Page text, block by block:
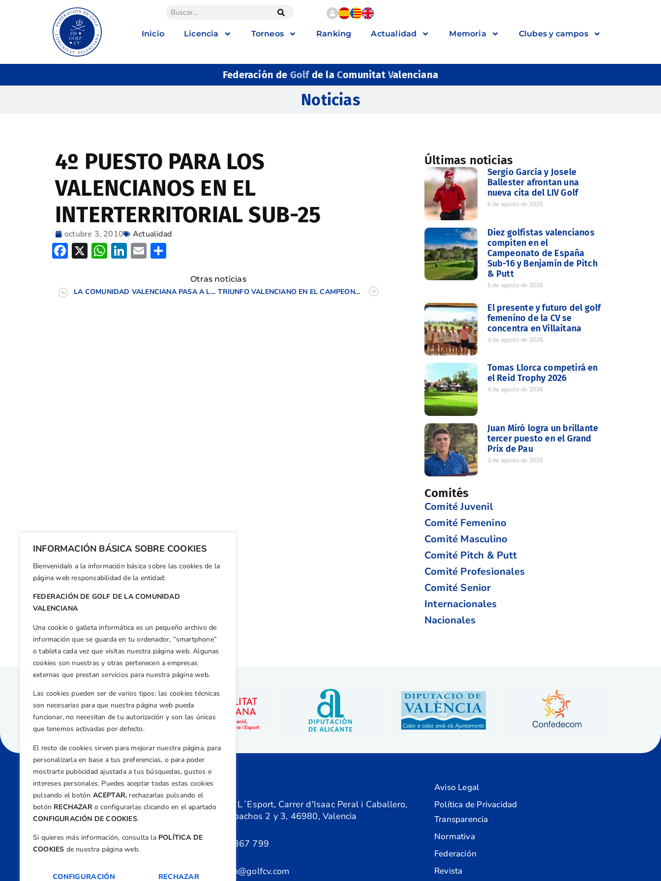
INFORMACIÓN BÁSICA SOBRE COOKIES
Bienvenida/o a la información básica sobre las cookies de la
página web responsabilidad de la entidad:
FEDERACIÓN DE GOLF DE LA COMUNIDAD
VALENCIANA
Una cookie o galleta informática es un pequeño archivo de
información que se guarda en tu ordenador, “smartphone”
o tableta cada vez que visitas nuestra página web. Algunas
cookies son nuestras y otras pertenecen a empresas
externas que prestan servicios para nuestra página web.
Las cookies pueden ser de varios tipos: las cookies técnicas
son necesarias para que nuestra página web pueda
funcionar, no necesitan de tu autorización y son las únicas
que tenemos activadas por defecto.
El resto de cookies sirven para mejorar nuestra página, para
personalizarla en base a tus preferencias, o para poder
mostrarte publicidad ajustada a tus búsquedas, gustos e
intereses personales. Puedes aceptar todas estas cookies
pulsando el botón ACEPTAR, rechazarlas pulsando el
botón RECHAZARo configurarlas clicando en el apartado
CONFIGURACIÓN DE COOKIES.
Si quieres más información, consulta la POLÍTICA DE
COOKIES de nuestra página web.
CONFIGURACIÓN RECHAZAR
Inicio Licencia Torneos Ranking Actualidad Memoria Clubes y campos
Federación de Golfde la ComunitatValenciana
Noticias
4º PUESTO PARA LOS
VALENCIANOS EN EL
INTERTERRITORIAL SUB-25
octubre 3, 2010 Actualidad
Facebook
X WhatsApp
LinkedIn
Email
Otras noticias
LA COMUNIDAD VALENCIANA PASA A LA SEMIFINAL EN EL INTERTERRITORIAL SUB-25 MASCULINO
TRIUNFO VALENCIANO EN EL CAMPEONATO NACIONAL SENIOR DE PITCH&PUTT
Últimas noticias
Sergio García y Josele
Ballester afrontan una
nueva cita del LIV Golf
6 de agosto de 2026
Diez golfistas valencianos
compiten en el
Campeonato de España
Sub-16 y Benjamín de Pitch
& Putt
5 de agosto de 2026
El presente y futuro del golf
femenino de la CV se
concentra en Villaitana
4 de agosto de 2026
Tomas Llorca competirá en
el Reid Trophy 2026
4 de agosto de 2026
Juan Miró logra un brillante
tercer puesto en el Grand
Prix de Pau
3 de agosto de 2026
Comités
Comité Juvenil
Comité Femenino
Comité Masculino
Comité Pitch & Putt
Comité Profesionales
Comité Senior
Internacionales
Nacionales
Centre de L´Esport, Carrer d'Isaac Peral i Caballero,
Nº 5, Despachos 2 y 3, 46980, Valencia
+34 961 367 799
federacion@golfcv.com
Aviso Legal
Política de Privacidad
Transparencia
Normativa
Federación
Revista